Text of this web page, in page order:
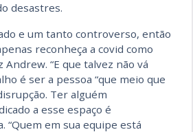
desastres.
e um tanto controverso, então
reconheça a covid como
Andrew. “E que talvez não vá
é ser a pessoa “que meio que
Ter alguém
a esse espaço é
“Quem em sua equipe está